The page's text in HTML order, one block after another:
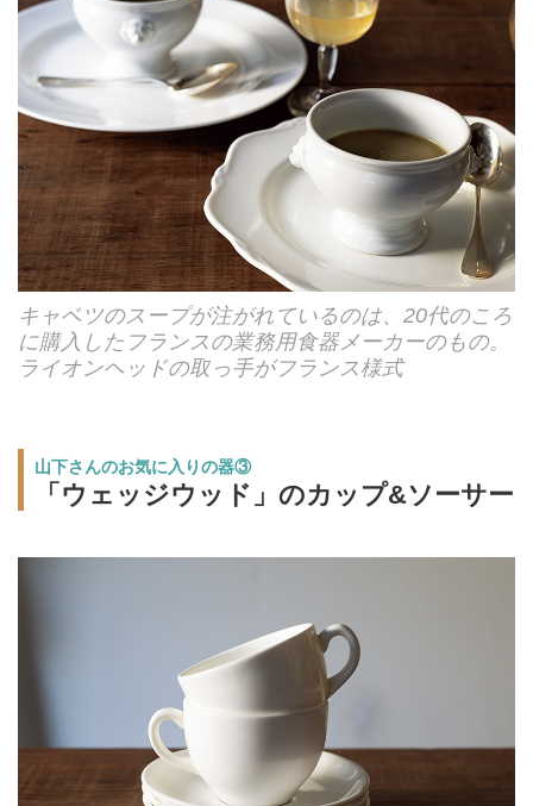
キャベツのスープが注がれているのは、20代のころ
に購入したフランスの業務用食器メーカーのもの。
ライオンヘッドの取っ手がフランス様式
山下さんのお気に入りの器③
「ウェッジウッド」のカップ&ソーサー